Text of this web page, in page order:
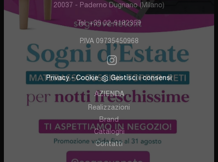
20037 - Paderno Dugnano (Milano)
Tel. +39 02-9182369
P.IVA 09735450968
Privacy-Cookie Gestisci i consensi
AZIENDA
Realizzazioni
Brand
Cataloghi
Contatti